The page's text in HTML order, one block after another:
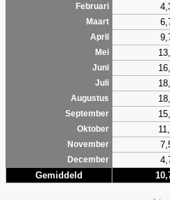
Februari
Maart
April
Mei
Juni
Juli
Augustus
September
Oktober
November
December
Gemiddeld